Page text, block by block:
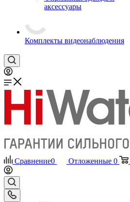
аксессуары
Комплекты видеонаблюдения
Сравнение0 Отложенные 0